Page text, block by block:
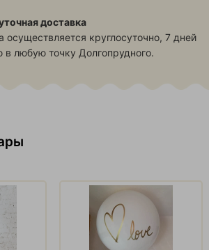
доставка
осуществляется круглосуточно, 7 дней
в любую точку Долгопрудного.